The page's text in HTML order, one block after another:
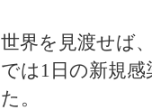
世界を見渡せば
では1日の新規
た。